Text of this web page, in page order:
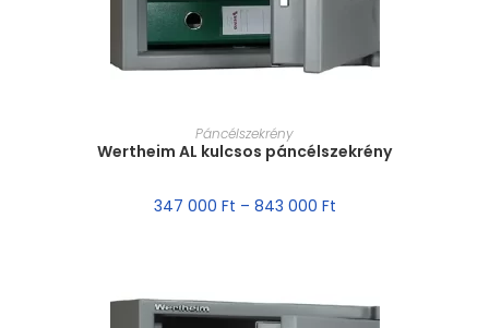
MÉRET VÁLASZTÁSA
Páncélszekrény
Wertheim AL kulcsos páncélszekrény
347 000 Ft – 843 000 Ft